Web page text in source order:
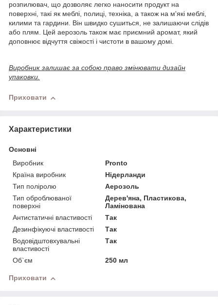
розпилювач, що дозволяє легко наносити продукт на
поверхні, такі як меблі, полиці, техніка, а також на м'які меблі,
килими та гардини. Він швидко сушиться, не залишаючи слідів
або плям. Цей аерозоль також має приємний аромат, який
доповнює відчуття свіжості і чистоти в вашому домі.
Виробник залишає за собою право змінювати дизайн
упаковки.
Приховати
Характеристики
Основні
Виробник
Pronto
Країна виробник
Нідерланди
Тип поліролю
Аерозоль
Тип оброблюваної
поверхні
Дерев'яна, Пластикова,
Ламінована
Антистатичні властивості
Так
Дезинфікуючі властивості
Так
Водовідштовхувальні
властивості
Так
Об`єм 250 мл
Приховати